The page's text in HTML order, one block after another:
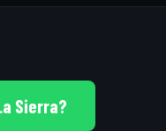
Sierra?